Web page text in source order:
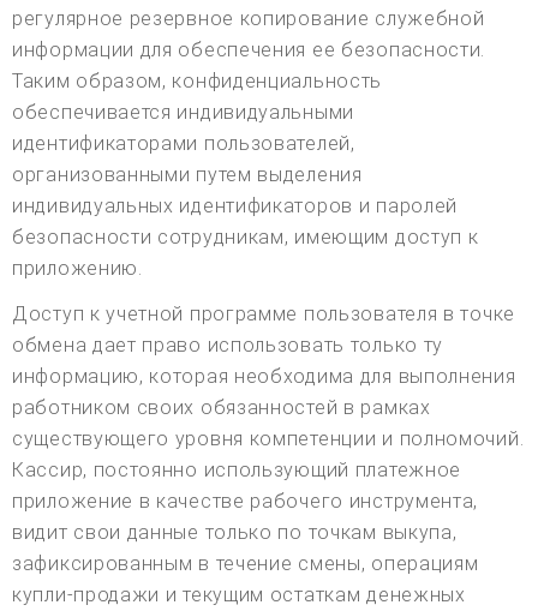
регулярное резервное копирование служебной
информации для обеспечения ее безопасности.
Таким образом, конфиденциальность
обеспечивается индивидуальными
идентификаторами пользователей,
организованными путем выделения
индивидуальных идентификаторов и паролей
безопасности сотрудникам, имеющим доступ к
приложению.
Доступ к учетной программе пользователя в точке
обмена дает право использовать только ту
информацию, которая необходима для выполнения
работником своих обязанностей в рамках
существующего уровня компетенции и полномочий.
Кассир, постоянно использующий платежное
приложение в качестве рабочего инструмента,
видит свои данные только по точкам выкупа,
зафиксированным в течение смены, операциям
купли-продажи и текущим остаткам денежных